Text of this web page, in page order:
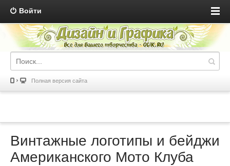
Войти
Полная версия сайта
Винтажные логотипы и бейджи
Американского Мото Клуба